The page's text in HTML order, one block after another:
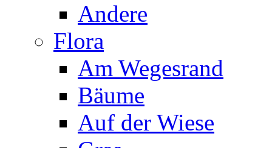
Andere
Flora
Am Wegesrand
Bäume
Auf der Wiese